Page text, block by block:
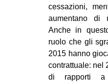
cessazioni,
aumentano di
Anche in
ruolo che gli
2015 hanno
contrattuale: nel
di rapporti a